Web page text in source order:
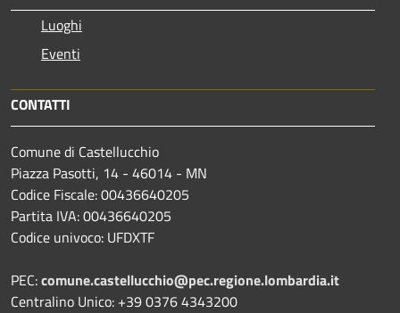
Luoghi
Eventi
CONTATTI
Comune di Castellucchio
Piazza Pasotti, 14 - 46014 - MN
Codice Fiscale: 00436640205
Partita IVA: 00436640205
Codice univoco: UFDXTF
PEC:comune.castellucchio@pec.regione.lombardia.it
Centralino Unico: +39 0376 4343200